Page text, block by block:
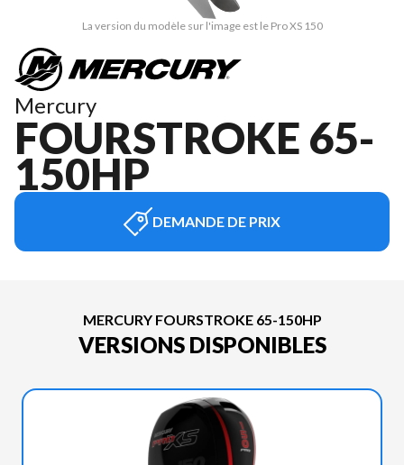
La version du modèle sur l'image est le Pro XS 150
Mercury
FOURSTROKE 65-
150HP
DEMANDE DE PRIX
MERCURY FOURSTROKE 65-150HP
VERSIONS DISPONIBLES